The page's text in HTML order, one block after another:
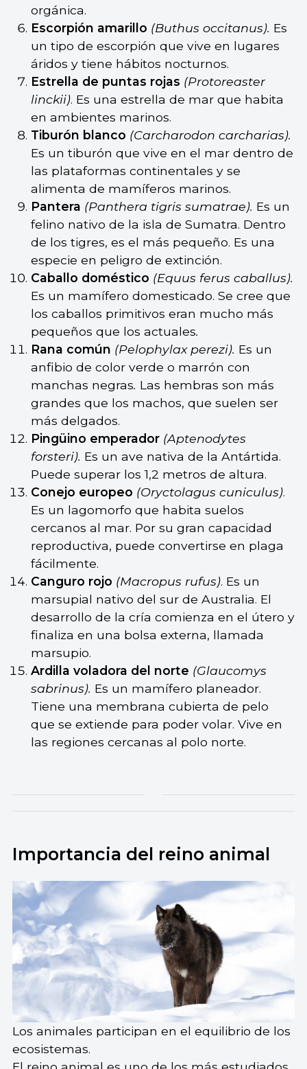
orgánica.
Escorpión amarillo (Buthus occitanus). Es
un tipo de escorpión que vive en lugares
áridos y tiene hábitos nocturnos.
Estrella de puntas rojas (Protoreaster
linckii). Es una estrella de mar que habita
en ambientes marinos.
Tiburón blanco (Carcharodon carcharias).
Es un tiburón que vive en el mar dentro de
las plataformas continentales y se
alimenta de mamíferos marinos.
Pantera (Panthera tigris sumatrae). Es un
felino nativo de la isla de Sumatra. Dentro
de los tigres, es el más pequeño. Es una
especie en peligro de extinción.
Caballo doméstico (Equus ferus caballus).
Es un mamífero domesticado. Se cree que
los caballos primitivos eran mucho más
pequeños que los actuales.
Rana común (Pelophylax perezi). Es un
anfibio de color verde o marrón con
manchas negras. Las hembras son más
grandes que los machos, que suelen ser
más delgados.
Pingüino emperador (Aptenodytes
forsteri). Es un ave nativa de la Antártida.
Puede superar los 1,2 metros de altura.
Conejo europeo (Oryctolagus cuniculus).
Es un lagomorfo que habita suelos
cercanos al mar. Por su gran capacidad
reproductiva, puede convertirse en plaga
fácilmente.
Canguro rojo (Macropus rufus). Es un
marsupial nativo del sur de Australia. El
desarrollo de la cría comienza en el útero y
finaliza en una bolsa externa, llamada
marsupio.
Ardilla voladora del norte (Glaucomys
sabrinus). Es un mamífero planeador.
Tiene una membrana cubierta de pelo
que se extiende para poder volar. Vive en
las regiones cercanas al polo norte.
Importancia del reino animal
Los animales participan en el equilibrio de los
ecosistemas.